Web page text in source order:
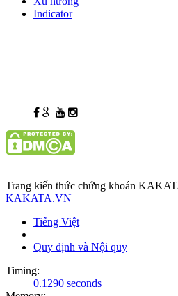
Indicator
Trang kiến thức chứng khoán
KAKATA.VN
Tiếng Việt
Quy định và Nội quy
Timing:
0.1290 seconds